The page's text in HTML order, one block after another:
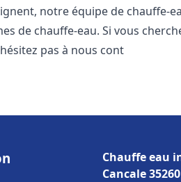
notre équipe de chauffe-
de chauffe-eau. Si vous
pas à nous cont
Chauffe eau
Cancale 35260